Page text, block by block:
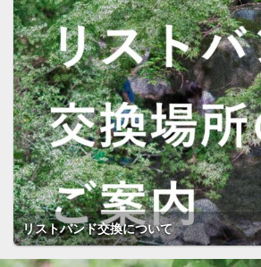
リストバンド交換について